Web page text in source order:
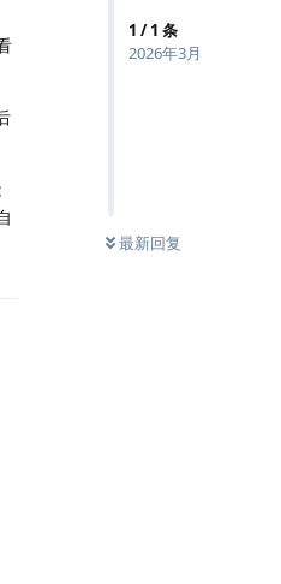
1 /1 条
2026年3月
最新回复